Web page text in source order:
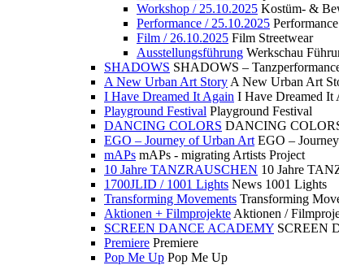
Workshop / 25.10.2025 Kostüm- &
Performance / 25.10.2025
Film / 26.10.2025 Film Streetwear
Ausstellungsführung Werkschau
SHADOWS SHADOWS –
A New Urban Art Story A New Urban Art
I Have Dreamed It Again I Have Dreamed It
Playground Festival Playground Festival
DANCING COLORS DANCING
EGO – Journey of Urban Art EGO –
mAPs mAPs - migrating Artists Project
10 Jahre TANZRAUSCHEN 10 Jahre
1700JLID / 1001 Lights News 1001 Lights
Transforming Movements Transforming
Aktionen + Filmprojekte Aktionen /
SCREEN DANCE ACADEMY SCREEN
Premiere Premiere
Pop Me Up Pop Me Up